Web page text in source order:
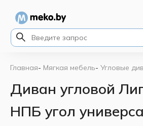
Главная- Мягкая мебель- Угловые
Диван угловой
НПБ угол